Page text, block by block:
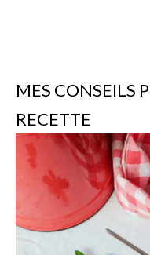
MES CONSEILS
RECETTE